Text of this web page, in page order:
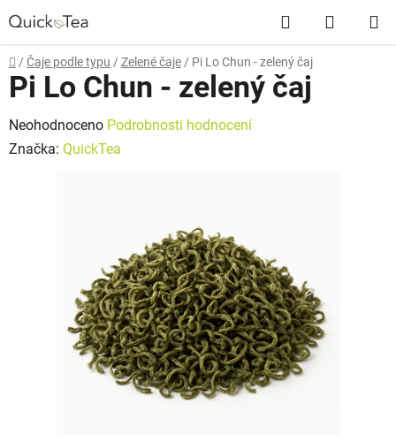
na
obsah
Hledat
KOŠÍK
Domů
/ Čaje podle typu / Zelené čaje / Pi Lo Chun - zelený čaj
Pi Lo Chun - zelený čaj
Průměrné
hodnocení
Neohodnoceno Podrobnosti hodnocení
Značka: QuickTea